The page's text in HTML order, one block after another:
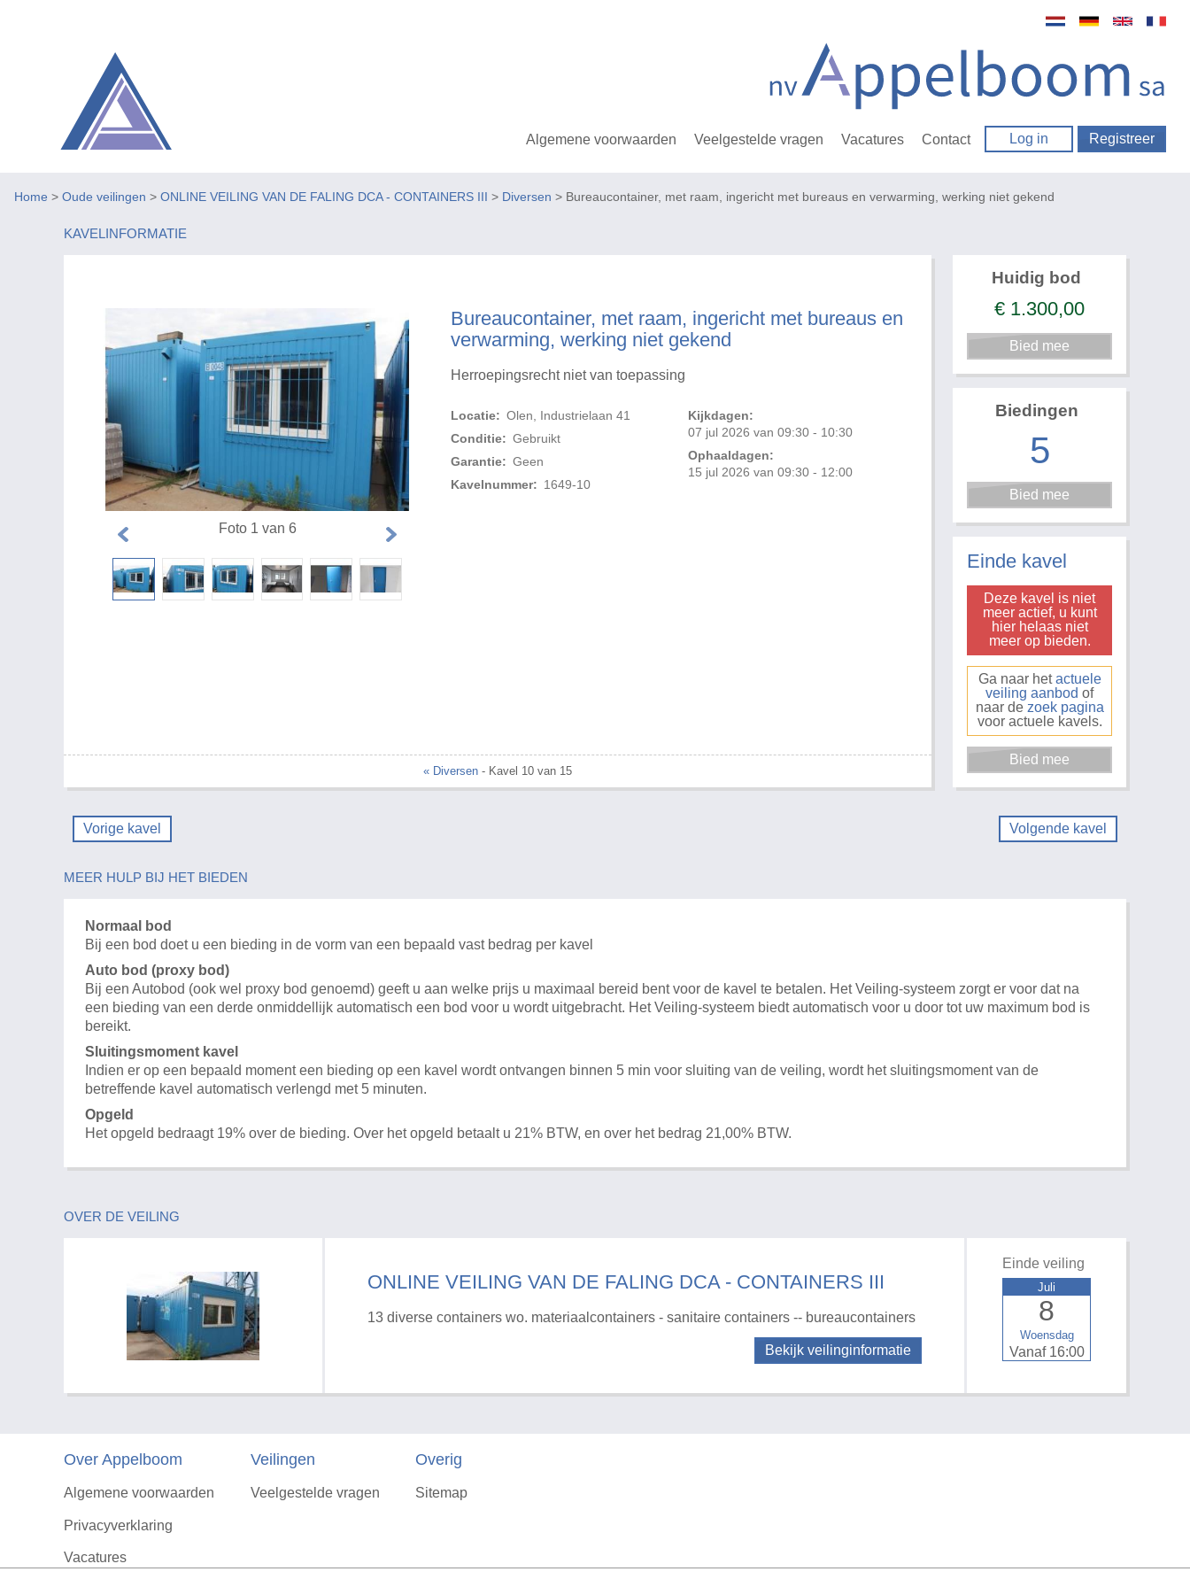
Algemene voorwaarden Veelgestelde vragen Vacatures Contact Log in Registreer
Home > Oude veilingen > ONLINE VEILING VAN DE FALING DCA - CONTAINERS III > Diversen > Bureaucontainer, met raam, ingericht met bureaus en verwarming, werking niet gekend
KAVELINFORMATIE
Bureaucontainer, met raam, ingericht met bureaus en
verwarming, werking niet gekend
Herroepingsrecht niet van toepassing
Locatie: Olen, Industrielaan 41
Conditie: Gebruikt
Garantie: Geen
Kavelnummer: 1649-10
Kijkdagen:
07 jul 2026 van 09:30 - 10:30
Ophaaldagen:
15 jul 2026 van 09:30 - 12:00
Foto 1 van 6
« Diversen - Kavel 10 van 15
Huidig bod
€ 1.300,00
Biedingen
5
Einde kavel
Deze kavel is niet
meer actief, u kunt
hier helaas niet
meer op bieden.
Ga naar hetactuele
veiling aanbod of
naar de zoek pagina
voor actuele kavels.
Vorige kavel Volgende kavel
MEER HULP BIJ HET BIEDEN
Normaal bod
Bij een bod doet u een bieding in de vorm van een bepaald vast bedrag per kavel
Auto bod (proxy bod)
Bij een Autobod (ook wel proxy bod genoemd) geeft u aan welke prijs u maximaal bereid bent voor de kavel te betalen. Het Veiling-systeem zorgt er voor dat na
een bieding van een derde onmiddellijk automatisch een bod voor u wordt uitgebracht. Het Veiling-systeem biedt automatisch voor u door tot uw maximum bod is
bereikt.
Sluitingsmoment kavel
Indien er op een bepaald moment een bieding op een kavel wordt ontvangen binnen 5 min voor sluiting van de veiling, wordt het sluitingsmoment van de
betreffende kavel automatisch verlengd met 5 minuten.
Opgeld
Het opgeld bedraagt 19% over de bieding. Over het opgeld betaalt u 21% BTW, en over het bedrag 21,00% BTW.
OVER DE VEILING
ONLINE VEILING VAN DE FALING DCA - CONTAINERS III
13 diverse containers wo. materiaalcontainers - sanitaire containers -- bureaucontainers
Bekijk veilinginformatie
Einde veiling
Woensdag
8
Juli
Vanaf 16:00
Over Appelboom
Algemene voorwaarden
Privacyverklaring
Vacatures
Veilingen
Veelgestelde vragen
Overig
Sitemap